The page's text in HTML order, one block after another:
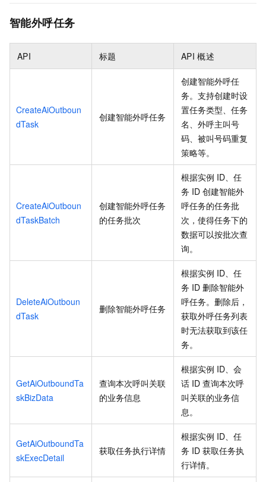
智能外呼任务
API 标题 API 概述
CreateAiOutboun
dTask
创建智能外呼任务
创建智能外呼任
务。支持创建时设
置任务类型、任务
名、外呼主叫号
码、被叫号码重复
策略等。
CreateAiOutboun
dTaskBatch
创建智能外呼任务
的任务批次
根据实例 ID、任
务 ID 创建智能外
呼任务的任务批
次，使得任务下的
数据可以按批次查
询。
DeleteAiOutboun
dTask
删除智能外呼任务
根据实例 ID、任
务 ID 删除智能外
呼任务。删除后，
获取外呼任务列表
时无法获取到该任
务。
GetAiOutboundTa
skBizData
查询本次呼叫关联
的业务信息
根据实例 ID、会
话 ID 查询本次呼
叫关联的业务信
息。
GetAiOutboundTa
skExecDetail
获取任务执行详情
根据实例 ID、任
务 ID 获取任务执
行详情。